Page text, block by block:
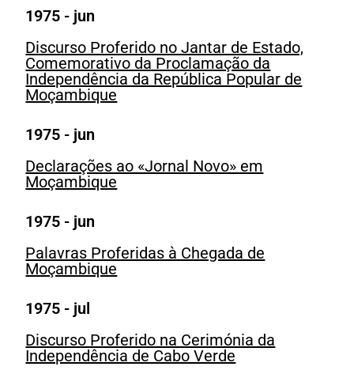
1975 - jun
Discurso Proferido no Jantar de Estado,
Comemorativo da Proclamação da
Independência da República Popular de
Moçambique
1975 - jun
Declarações ao «Jornal Novo» em
Moçambique
1975 - jun
Palavras Proferidas à Chegada de
Moçambique
1975 - jul
Discurso Proferido na Cerimónia da
Independência de Cabo Verde